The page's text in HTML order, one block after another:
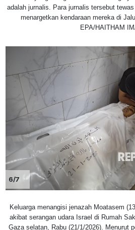
adalah jurnalis. Para jurnalis tersebut
menargetkan kendaraan mereka di
EPA/HAITHAM
6/7
Keluarga menangisi jenazah Moatasem
akibat serangan udara Israel di Rumah
Gaza selatan, Rabu (21/1/2026). Menurut